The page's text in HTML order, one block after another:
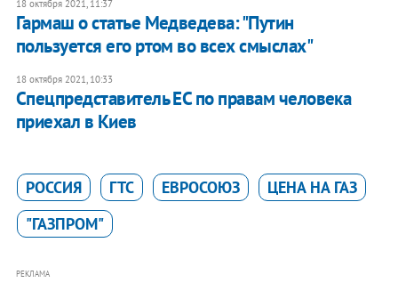
18 октября 2021, 11:37
Гармаш о статье Медведева: "Путин
пользуется его ртом во всех смыслах"
18 октября 2021, 10:33
Спецпредставитель ЕС по правам человека
приехал в Киев
РОССИЯ ГТС ЕВРОСОЮЗ
ЦЕНА НА ГАЗ
"ГАЗПРОМ"
РЕКЛАМА